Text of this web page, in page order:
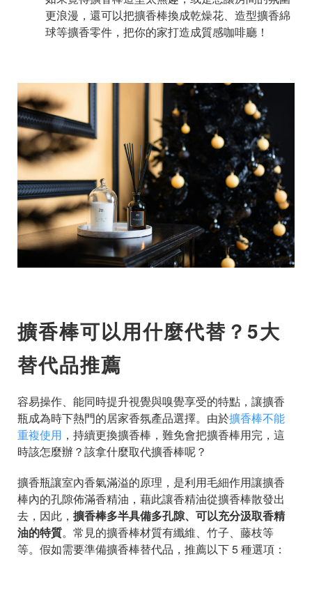
更浪漫，還可以把擴香棒換成乾燥花、造型擴香綿
球等擴香零件，把你的家打造成質感咖啡廳！
擴香棒可以用什麼代替？5大
替代品推薦
容易操作、能同時提升視覺與嗅覺享受的特點，讓擴香
瓶成為時下熱門的居家香氛產品選擇。由於擴香棒不能
重複使用 ，持續更換擴香棒，難免會把擴香棒用完，這
時該怎麼辦？該拿什麼取代擴香棒呢？
擴香瓶讓室內香氣滿溢的原理，是利用毛細作用讓擴香
棒內的孔隙佈滿香精油，藉此讓香精油從擴香棒散發出
去，因此， 擴香棒多半具備多孔隙、可以充分汲取香精
油的特質。常見的擴香棒材質有纖維、竹子、藤枝等
等。假如需要準備擴香棒替代品，推薦以下 5 種選項：